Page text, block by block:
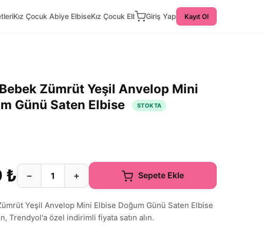
Kız Çocuk Abiye ElbiseKız Çocuk ElbiseGiriş Yap Kayıt Ol
Bebek Zümrüt Yeşil Anvelop Mini
Günü Saten Elbise
STOKTA
₺ − + Sepete Ekle
Yeşil Anvelop Mini Elbise Doğum Günü Saten Elbise
Trendyol'a özel indirimli fiyata satın alın.